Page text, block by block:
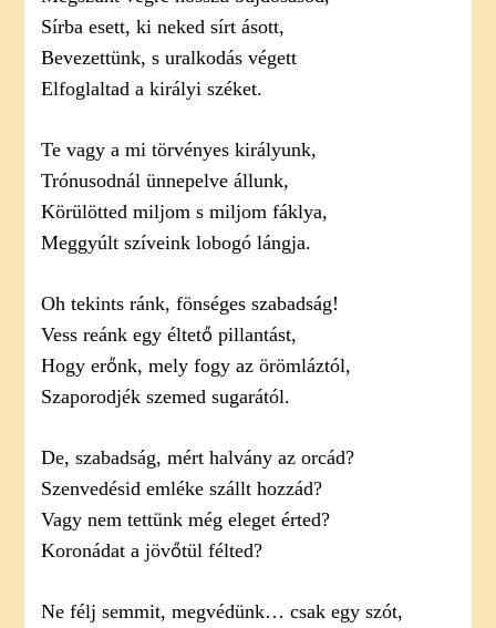
Sírba esett, ki neked sírt ásott,
Bevezettünk, s uralkodás végett
Elfoglaltad a királyi széket.
Te vagy a mi törvényes királyunk,
Trónusodnál ünnepelve állunk,
Körülötted miljom s miljom fáklya,
Meggyúlt szíveink lobogó lángja.
Oh tekints ránk, fönséges szabadság!
Vess reánk egy éltető pillantást,
Hogy erőnk, mely fogy az örömláztól,
Szaporodjék szemed sugarától.
De, szabadság, mért halvány az orcád?
Szenvedésid emléke szállt hozzád?
Vagy nem tettünk még eleget érted?
Koronádat a jövőtül félted?
Ne félj semmit, megvédünk… csak egy szót,